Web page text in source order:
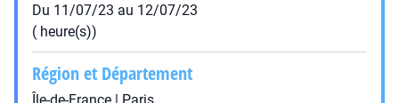
Du 11/07/23 au 12/07/23
( heure(s))
Région et Département